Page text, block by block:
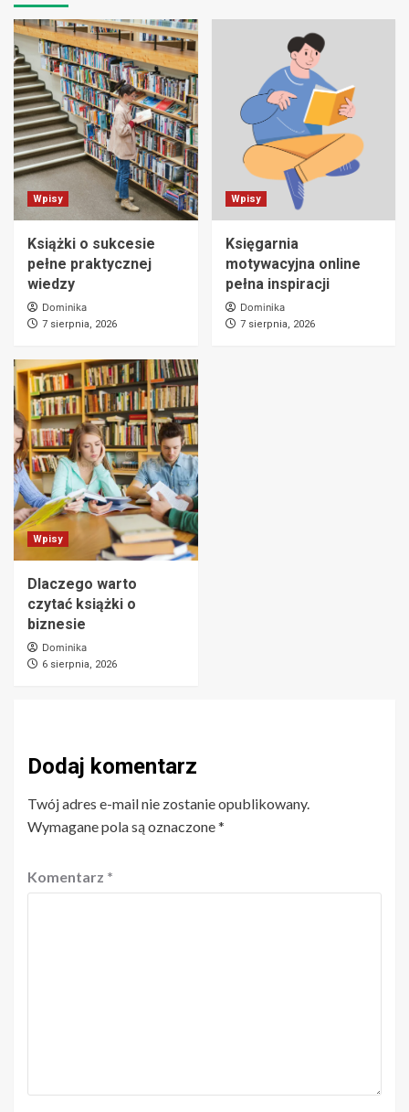
Wpisy
Książki o sukcesie
pełne praktycznej
wiedzy
Dominika
7 sierpnia, 2026
Wpisy
Księgarnia
motywacyjna online
pełna inspiracji
Dominika
7 sierpnia, 2026
Wpisy
Dlaczego warto
czytać książki o
biznesie
Dominika
6 sierpnia, 2026
Dodaj komentarz
Twój adres e-mail nie zostanie opublikowany.
Wymagane pola są oznaczone*
Komentarz *